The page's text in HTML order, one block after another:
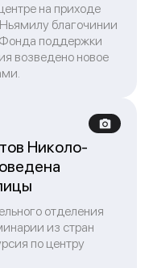
на приходе
благочинии
поддержки
возведено новое
Николо-
отделения
из стран
по центру